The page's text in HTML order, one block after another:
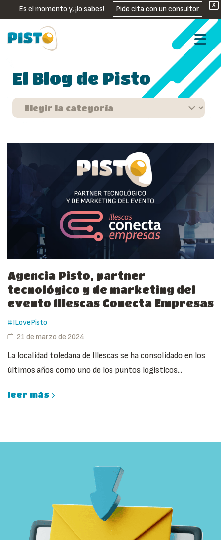
X
Es el momento y, ¡lo sabes! Pide cita con un consultor
El Blog de Pisto
Agencia Pisto, partner
tecnológico y de marketing del
evento Illescas Conecta Empresas
#ILovePisto
21 de marzo de 2024
La localidad toledana de Illescas se ha consolidado en los
últimos años como uno de los puntos logísticos...
leer más